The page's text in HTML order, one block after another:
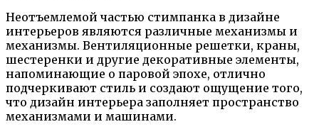
Неотъемлемой частью стимпанка в дизайне
интерьеров являются различные механизмы и
механизмы. Вентиляционные решетки, краны,
шестеренки и другие декоративные элементы,
напоминающие о паровой эпохе, отлично
подчеркивают стиль и создают ощущение того,
что дизайн интерьера заполняет пространство
механизмами и машинами.